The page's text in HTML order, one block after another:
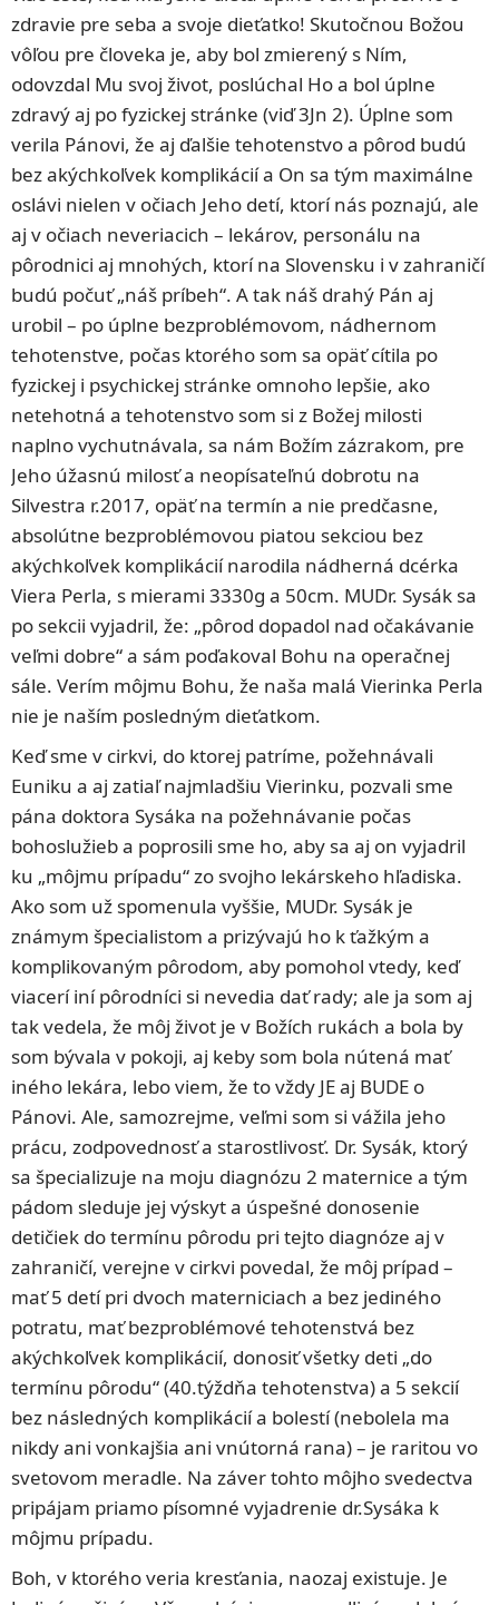
zdravie pre seba a svoje dieťatko! Skutočnou Božou
vôľou pre človeka je, aby bol zmierený s Ním,
odovzdal Mu svoj život, poslúchal Ho a bol úplne
zdravý aj po fyzickej stránke (viď 3Jn 2). Úplne som
verila Pánovi, že aj ďalšie tehotenstvo a pôrod budú
bez akýchkoľvek komplikácií a On sa tým maximálne
oslávi nielen v očiach Jeho detí, ktorí nás poznajú, ale
aj v očiach neveriacich – lekárov, personálu na
pôrodnici aj mnohých, ktorí na Slovensku i v zahraničí
budú počuť „náš príbeh“. A tak náš drahý Pán aj
urobil – po úplne bezproblémovom, nádhernom
tehotenstve, počas ktorého som sa opäť cítila po
fyzickej i psychickej stránke omnoho lepšie, ako
netehotná a tehotenstvo som si z Božej milosti
naplno vychutnávala, sa nám Božím zázrakom, pre
Jeho úžasnú milosť a neopísateľnú dobrotu na
Silvestra r.2017, opäť na termín a nie predčasne,
absolútne bezproblémovou piatou sekciou bez
akýchkoľvek komplikácií narodila nádherná dcérka
Viera Perla, s mierami 3330g a 50cm. MUDr. Sysák sa
po sekcii vyjadril, že: „pôrod dopadol nad očakávanie
veľmi dobre“ a sám poďakoval Bohu na operačnej
sále. Verím môjmu Bohu, že naša malá Vierinka Perla
nie je naším posledným dieťatkom.
Keď sme v cirkvi, do ktorej patríme, požehnávali
Euniku a aj zatiaľ najmladšiu Vierinku, pozvali sme
pána doktora Sysáka na požehnávanie počas
bohoslužieb a poprosili sme ho, aby sa aj on vyjadril
ku „môjmu prípadu“ zo svojho lekárskeho hľadiska.
Ako som už spomenula vyššie, MUDr. Sysák je
známym špecialistom a prizývajú ho k ťažkým a
komplikovaným pôrodom, aby pomohol vtedy, keď
viacerí iní pôrodníci si nevedia dať rady; ale ja som aj
tak vedela, že môj život je v Božích rukách a bola by
som bývala v pokoji, aj keby som bola nútená mať
iného lekára, lebo viem, že to vždy JE aj BUDE o
Pánovi. Ale, samozrejme, veľmi som si vážila jeho
prácu, zodpovednosť a starostlivosť. Dr. Sysák, ktorý
sa špecializuje na moju diagnózu 2 maternice a tým
pádom sleduje jej výskyt a úspešné donosenie
detičiek do termínu pôrodu pri tejto diagnóze aj v
zahraničí, verejne v cirkvi povedal, že môj prípad –
mať 5 detí pri dvoch materniciach a bez jediného
potratu, mať bezproblémové tehotenstvá bez
akýchkoľvek komplikácií, donosiť všetky deti „do
termínu pôrodu“ (40.týždňa tehotenstva) a 5 sekcií
bez následných komplikácií a bolestí (nebolela ma
nikdy ani vonkajšia ani vnútorná rana) – je raritou vo
svetovom meradle. Na záver tohto môjho svedectva
pripájam priamo písomné vyjadrenie dr.Sysáka k
môjmu prípadu.
Boh, v ktorého veria kresťania, naozaj existuje. Je